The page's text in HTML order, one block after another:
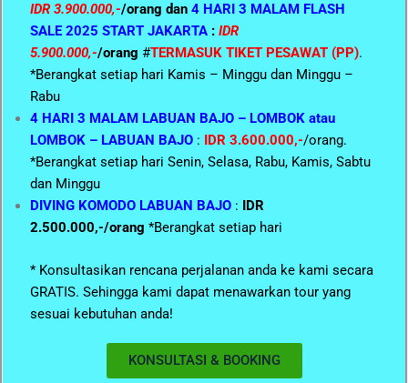
IDR 3.900.000,-/orang dan 4 HARI 3 MALAM FLASH
SALE 2025 START JAKARTA : IDR
5.900.000,-/orang #TERMASUK TIKET PESAWAT (PP).
*Berangkat setiap hari Kamis – Minggu dan Minggu –
Rabu
4 HARI 3 MALAM LABUAN BAJO – LOMBOK atau
LOMBOK – LABUAN BAJO : IDR 3.600.000,-/orang.
*Berangkat setiap hari Senin, Selasa, Rabu, Kamis, Sabtu
dan Minggu
DIVING KOMODO LABUAN BAJO : IDR
2.500.000,-/orang *Berangkat setiap hari
* Konsultasikan rencana perjalanan anda ke kami secara
GRATIS. Sehingga kami dapat menawarkan tour yang
sesuai kebutuhan anda!
KONSULTASI & BOOKING